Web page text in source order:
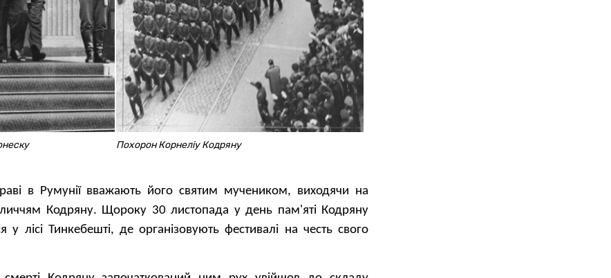
Похорон Корнеліу Кодряну
в Румунії вважають його святим мучеником, виходячи на
Кодряну. Щороку 30 листопада у день пам'яті Кодряну
у лісі Тинкебешті, де організовують фестивалі на честь свого